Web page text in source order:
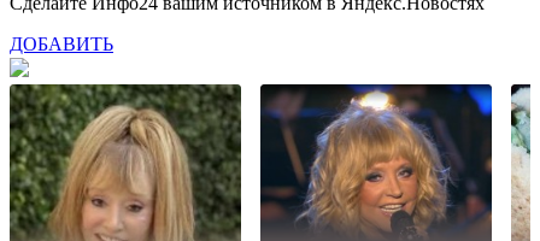
ДОБАВИТЬ